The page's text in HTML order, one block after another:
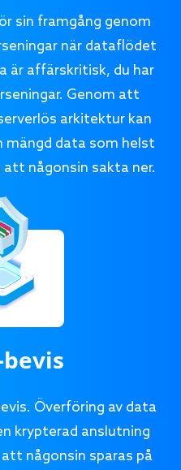
sin framgång genom
när dataflödet
är affärskritisk, du har
Genom att
arkitektur kan
mängd data som helst
någonsin sakta ner.
bevis
Överföring av data
krypterad anslutning
någonsin sparas på